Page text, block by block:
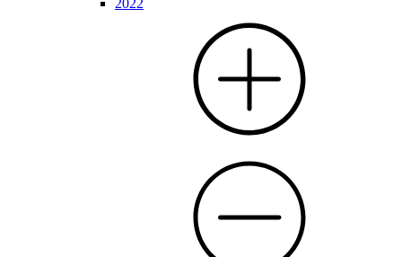
2022